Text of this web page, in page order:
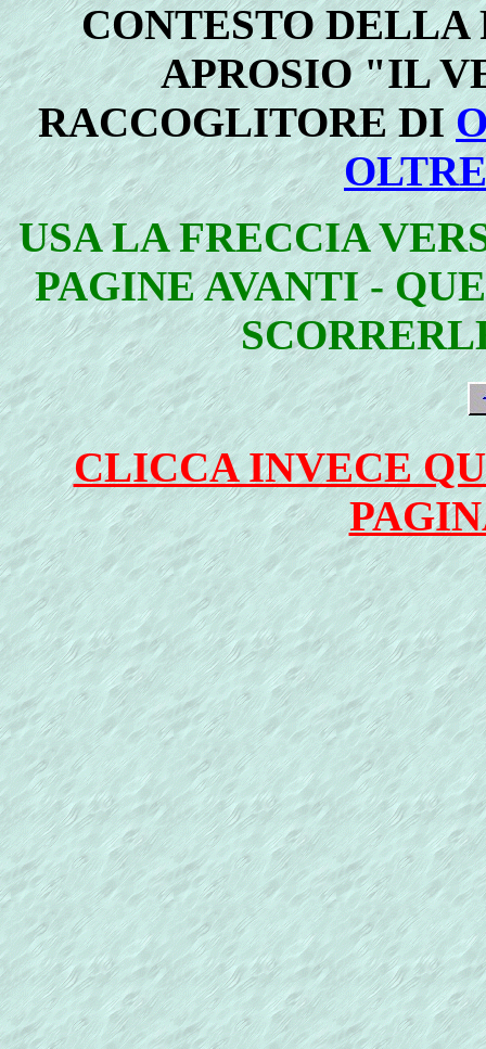
CONTESTO DELLA
APROSIO "IL
RACCOGLITORE DI
USA LA FRECCIA
PAGINE AVANTI -
CLICCA INVECE